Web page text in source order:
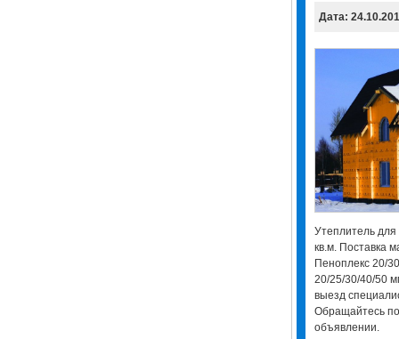
Дата:
Утеплитель для
кв.м. Пoставка
Пеноплекс 20/
20/25/30/40/50
выезд
Обращайтесь
объявлении.